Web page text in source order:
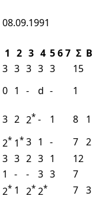
08.09.1991
1 2 3 4 567 Σ B
3 3 3 3 3
15
0 1 - d - 1
3 2 2* - 1 8
1
2* 1* 3 1 - 7 2
3 3 2 3 1
12
1 - - 3 3
7
2* 1 2* 2* 7 3